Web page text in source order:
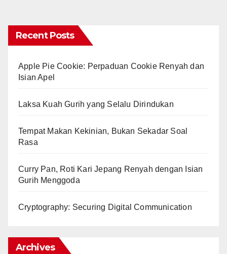
Recent Posts
Apple Pie Cookie: Perpaduan Cookie Renyah dan
Isian Apel
Laksa Kuah Gurih yang Selalu Dirindukan
Tempat Makan Kekinian, Bukan Sekadar Soal
Rasa
Curry Pan, Roti Kari Jepang Renyah dengan Isian
Gurih Menggoda
Cryptography: Securing Digital Communication
Archives